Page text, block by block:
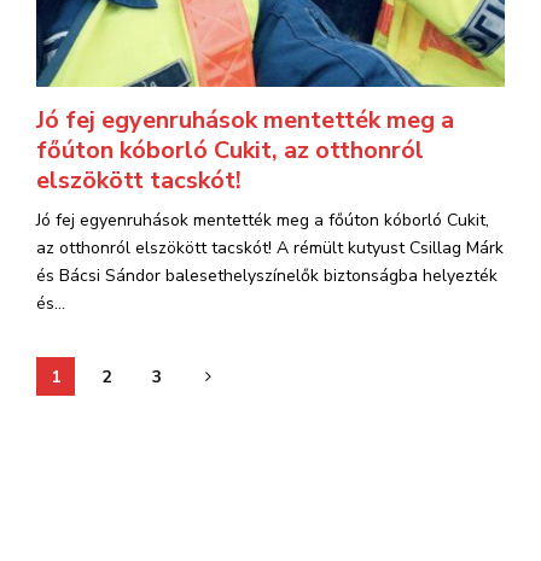
Jó fej egyenruhások mentették meg a
főúton kóborló Cukit, az otthonról
elszökött tacskót!
Jó fej egyenruhások mentették meg a főúton kóborló Cukit,
az otthonról elszökött tacskót! A rémült kutyust Csillag Márk
és Bácsi Sándor balesethelyszínelők biztonságba helyezték
és...
Bejegyzések
1 2 3